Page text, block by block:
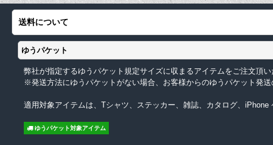
送料について
ゆうパケット
弊社が指定するゆうパケット規定サイズに収まるアイテムをご注文頂
※発送方法にゆうパケットがない場合、お客様からのゆうパケット発
適用対象アイテムは、Tシャツ、ステッカー、雑誌、カタログ、
ゆうパケット対象アイテム